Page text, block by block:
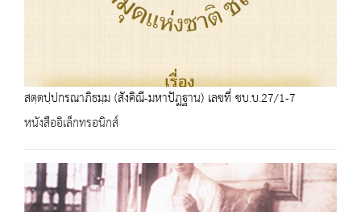
สตฺตปฺปกรณาภิธมฺม (สังคิณี-มหาปัฎฐาน) เลขที่ ชบ.บ.27/1-7
หนังสืออิเล็กทรอนิกส์